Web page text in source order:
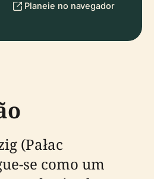
Planeie no navegador
(Pałac
se como um